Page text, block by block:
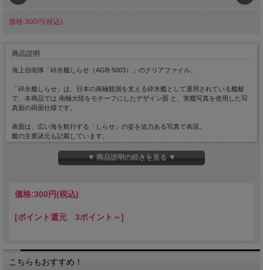
価格:300円(税込)
商品説明
海上自衛隊「砕氷艦しらせ（AGB-5003）」のクリアファイル。
「砕氷艦しらせ」は、日本の南極観測を支える砕氷艦として運用されている艦艇
で、本商品では 南極大陸をモチーフにしたデザイン面 と、実艦写真を使用した写
真面の両面仕様です。
表面は、広い海を航行する「しらせ」の姿を迫力ある写真で表現。
艦の主要諸元も記載しています。
そして裏面は、南極大陸の地図と氷海を進む「しらせ」のイラストをデザイン。
艦船ファン必見のアイテムです。
大きさ：A4用(310×220mm)・厚み0.2mm
▼ 商品説明の続きを見る ▼
価格:300円(税込)
[ポイント還元 3ポイント～]
こちらもおすすめ！